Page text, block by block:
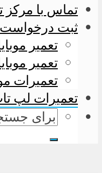
تماس با مرکز
ثبت درخواست
تعمیر
تعمیر
تعمیرات
تعمیرات لپ